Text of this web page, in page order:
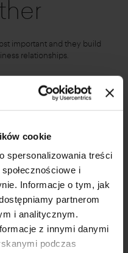
cookie
spersonalizowania treści
i
Informacje o tym, jak
partnerom
i analitycznym.
z innymi danymi
podczas
important and they build
relationships.